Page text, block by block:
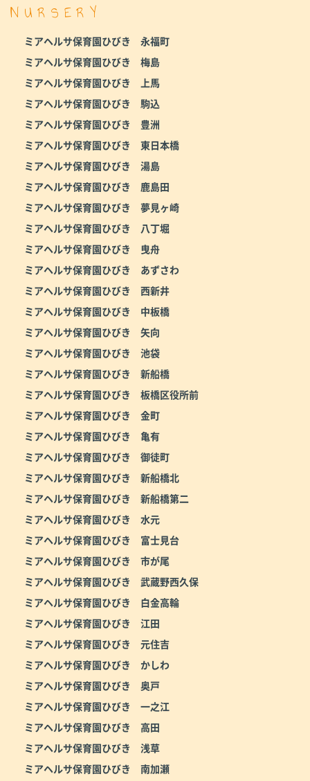
NURSERY
ミアヘルサ保育園ひびき 永福町
ミアヘルサ保育園ひびき 梅島
ミアヘルサ保育園ひびき 上馬
ミアヘルサ保育園ひびき 駒込
ミアヘルサ保育園ひびき 豊洲
ミアヘルサ保育園ひびき 東日本橋
ミアヘルサ保育園ひびき 湯島
ミアヘルサ保育園ひびき 鹿島田
ミアヘルサ保育園ひびき 夢見ヶ崎
ミアヘルサ保育園ひびき 八丁堀
ミアヘルサ保育園ひびき 曳舟
ミアヘルサ保育園ひびき あずさわ
ミアヘルサ保育園ひびき 西新井
ミアヘルサ保育園ひびき 中板橋
ミアヘルサ保育園ひびき 矢向
ミアヘルサ保育園ひびき 池袋
ミアヘルサ保育園ひびき 新船橋
ミアヘルサ保育園ひびき 板橋区役所前
ミアヘルサ保育園ひびき 金町
ミアヘルサ保育園ひびき 亀有
ミアヘルサ保育園ひびき 御徒町
ミアヘルサ保育園ひびき 新船橋北
ミアヘルサ保育園ひびき 新船橋第二
ミアヘルサ保育園ひびき 水元
ミアヘルサ保育園ひびき 富士見台
ミアヘルサ保育園ひびき 市が尾
ミアヘルサ保育園ひびき 武蔵野西久保
ミアヘルサ保育園ひびき 白金高輪
ミアヘルサ保育園ひびき 江田
ミアヘルサ保育園ひびき 元住吉
ミアヘルサ保育園ひびき かしわ
ミアヘルサ保育園ひびき 奥戸
ミアヘルサ保育園ひびき 一之江
ミアヘルサ保育園ひびき 高田
ミアヘルサ保育園ひびき 浅草
ミアヘルサ保育園ひびき 南加瀬